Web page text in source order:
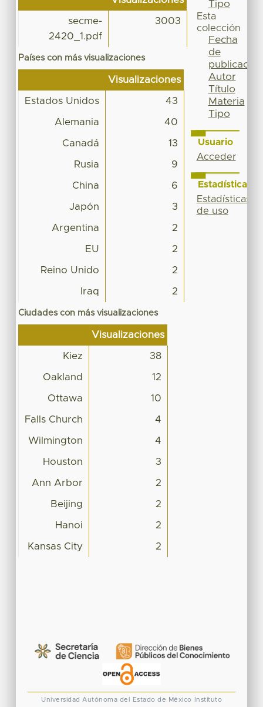
secme-
2420_1.pdf
3003
Países con más visualizaciones
Visualizaciones
Estados Unidos 43
Alemania 40
Canadá 13
Rusia 9
China 6
Japón 3
Argentina 2
EU 2
Reino Unido 2
Iraq 2
Ciudades con más visualizaciones
Visualizaciones
Kiez 38
Oakland 12
Ottawa 10
Falls Church 4
Wilmington 4
Houston 3
Ann Arbor 2
Beijing 2
Hanoi 2
Kansas City 2
Tipo
Esta
colección
Fecha
de
publicación
Autor
Título
Materia
Tipo
Usuario
Acceder
Estadísticas
Estadísticas
de uso
Universidad Autónoma del Estado de México
Instituto